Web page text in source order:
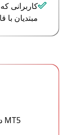
کاربرانی
مبتدیان
MT5 در دسترس در دستگاه‌های مختلف: